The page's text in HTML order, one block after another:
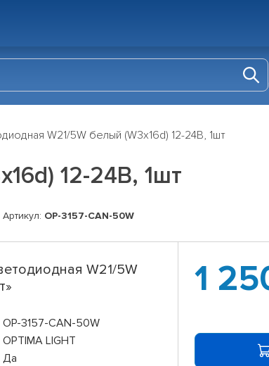
W21/5W белый (W3x16d) 12-24В, 1шт
12-24В, 1шт
Артикул: OP-3157-CAN-50W
W21/5W
OP-3157-CAN-50W
OPTIMA LIGHT
Да
1